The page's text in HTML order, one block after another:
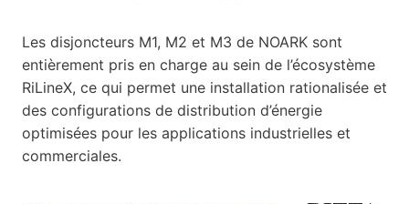
Les disjoncteurs M1, M2 et M3 de NOARK sont
entièrement pris en charge au sein de l’écosystème
RiLineX, ce qui permet une installation rationalisée et
des configurations de distribution d’énergie
optimisées pour les applications industrielles et
commerciales.